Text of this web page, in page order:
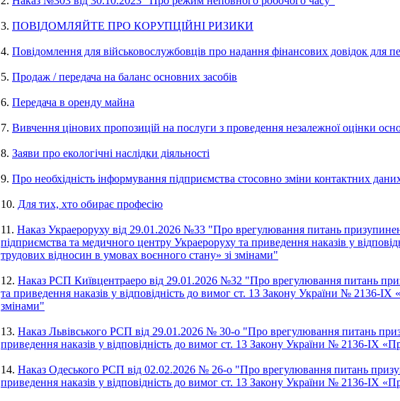
3. ПОВІДОМЛЯЙТЕ ПРО КОРУПЦІЙНІ РИЗИКИ
4. Повідомлення для військовослужбовців про надання фінансових довідок для
5. Продаж / передача на баланс основних засобів
6. Передача в оренду майна
7. Вивчення цінових пропозицій на послуги з проведення незалежної оцінки
8. Заяви про екологічні наслідки діяльності
9. Про необхідність інформування підприємства стосовно зміни контактних
10. Для тих, хто обирає професію
11. Наказ Украероруху від 29.01.2026 №33 "Про врегулювання питань
підприємства та медичного центру Украероруху та приведення наказів у
трудових відносин в умовах воєнного стану» зі змінами"
12. Наказ РСП Київцентраеро від 29.01.2026 №32 "Про врегулювання питань
та приведення наказів у відповідність до вимог ст. 13 Закону України № 2136-
змінами"
13. Наказ Львівського РСП від 29.01.2026 № 30-о "Про врегулювання питань
приведення наказів у відповідність до вимог ст. 13 Закону України № 2136-IX
14. Наказ Одеського РСП від 02.02.2026 № 26-о "Про врегулювання питань
приведення наказів у відповідність до вимог ст. 13 Закону України № 2136-IX